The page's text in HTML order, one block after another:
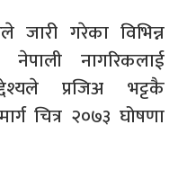
गरेका विभिन्न
नागरिकलाई
प्रजिअ भट्टकै
चित्र २०७३ घोषणा